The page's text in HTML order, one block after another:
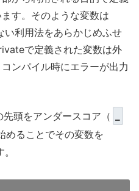
す。そのような変数は
利用法をあらかじめふせ
で定義された変数は外
ンパイル時にエラーが出力
頭をアンダースコア（
めることでその変数を